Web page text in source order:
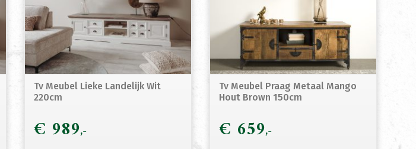
Tv Meubel Lieke Landelijk Wit
220cm
€ 989
Tv Meubel Praag Metaal Mango
Hout Brown 150cm
€ 659